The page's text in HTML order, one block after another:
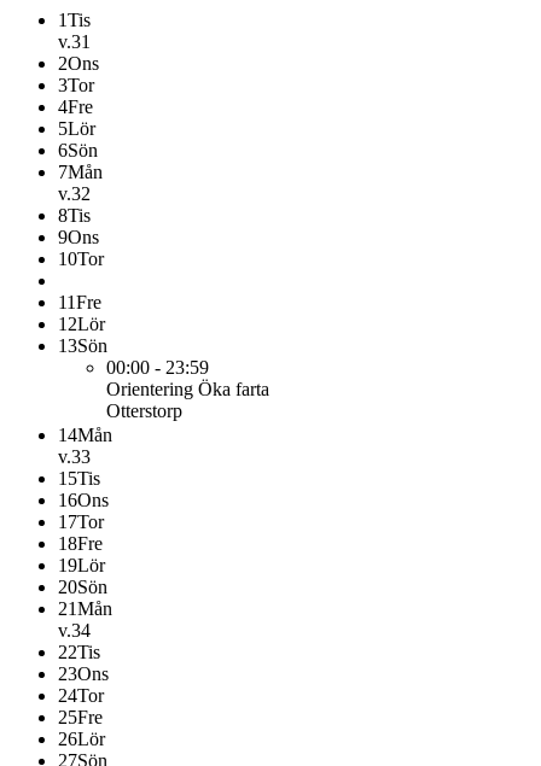
1Tis
v.31
2Ons
3Tor
4Fre
5Lör
6Sön
7Mån
v.32
8Tis
9Ons
10Tor
11Fre
12Lör
13Sön
00:00 - 23:59
Orientering Öka farta
Otterstorp
14Mån
v.33
15Tis
16Ons
17Tor
18Fre
19Lör
20Sön
21Mån
v.34
22Tis
23Ons
24Tor
25Fre
26Lör
27Sön